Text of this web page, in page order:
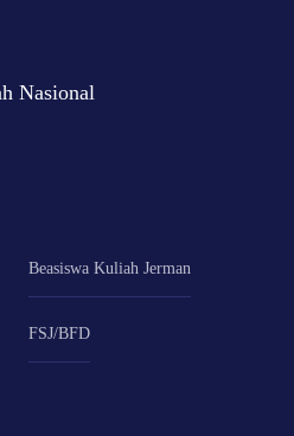
Nasional
Beasiswa Kuliah Jerman
FSJ/BFD